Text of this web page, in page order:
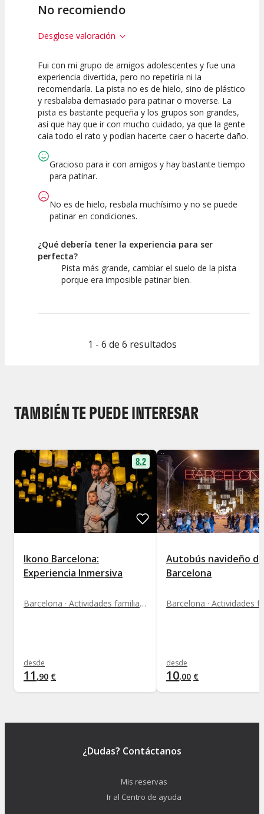
No recomiendo
Desglose valoración
2.5
Calidad de la
Actividad
5
Atención del
Personal /
Guia
Fui con mi grupo de amigos adolescentes y fue una
experiencia divertida, pero no repetiría ni la
recomendaría. La pista no es de hielo, sino de plástico
y resbalaba demasiado para patinar o moverse. La
pista es bastante pequeña y los grupos son grandes,
así que hay que ir con mucho cuidado, ya que la gente
caía todo el rato y podían hacerte caer o hacerte daño.
Gracioso para ir con amigos y hay bastante tiempo
para patinar.
No es de hielo, resbala muchísimo y no se puede
patinar en condiciones.
¿Qué debería tener la experiencia para ser
perfecta?
Pista más grande, cambiar el suelo de la pista
porque era imposible patinar bien.
1 - 6 de 6 resultados
TAMBIÉN TE PUEDE INTERESAR
8.2
Ikono Barcelona:
Experiencia Inmersiva
Barcelona · Actividades familiares
desde
11 ,90 €
Autobús navideño de
Barcelona
desde
10,00 €
¿Dudas? Contáctanos
Mis reservas
Ir al Centro de ayuda